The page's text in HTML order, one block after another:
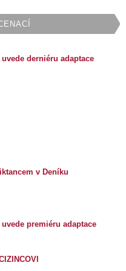
derniéru adaptace
v Deníku
premiéru adaptace